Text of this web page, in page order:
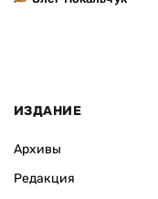
ИЗДАНИЕ
Архивы
Редакция